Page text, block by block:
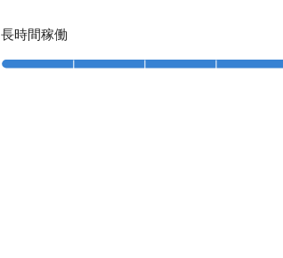
長時間稼働